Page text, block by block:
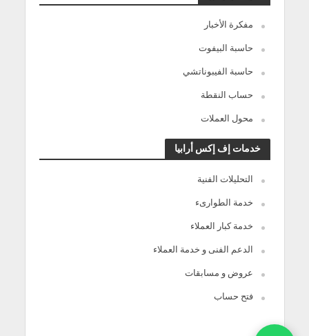
مفكرة الأخبار
حاسبة البيفوت
حاسبة الفيبوناتشي
حساب النقطة
محول العملات
خدمات إف إكس أرابيا
التحليلات الفنية
خدمة الطوارىء
خدمة كبار العملاء
الدعم الفنى و خدمة العملاء
عروض و مسابقات
فتح حساب